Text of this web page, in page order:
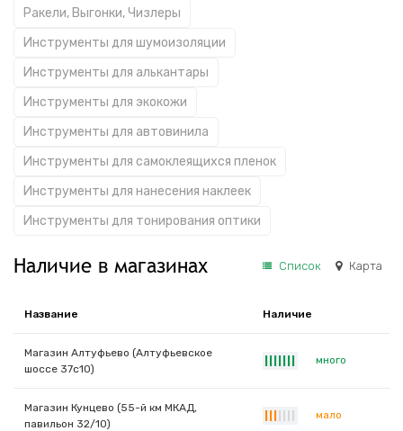
Ракели, Выгонки, Чизлеры
Инструменты для шумоизоляции
Инструменты для алькантары
Инструменты для экокожи
Инструменты для автовинила
Инструменты для самоклеящихся пленок
Инструменты для нанесения наклеек
Инструменты для тонирования оптики
Наличие в магазинах Список Карта
Название Наличие
Магазин Алтуфьево (Алтуфьевское
шоссе 37с10)
много
Магазин Кунцево (55-й км МКАД,
павильон 32/10)
мало